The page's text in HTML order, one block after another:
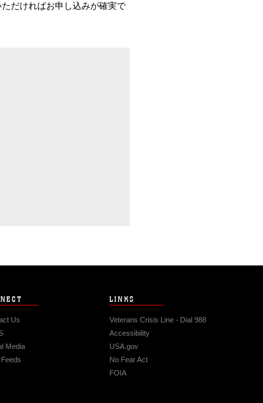
だければお申し込みが確実で
Us
Media
LINKS
Veterans Crisis Line - Dial 988
Accessibility
USA.gov
No Fear Act
FOIA